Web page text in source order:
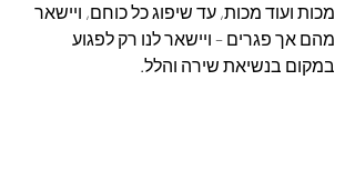
מכות ועוד מכות, עד שיפוג כל כוחם, ויישאר
מהם אך פגרים – ויישאר לנו רק לפגוע
במקום בנשיאת שירה והלל.